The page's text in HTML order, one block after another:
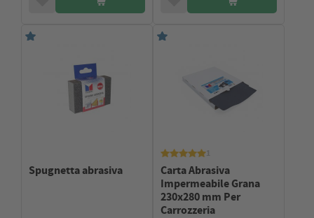
Spugnetta abrasiva
Carta Abrasiva
Impermeabile Grana
230x280 mm Per
Carrozzeria